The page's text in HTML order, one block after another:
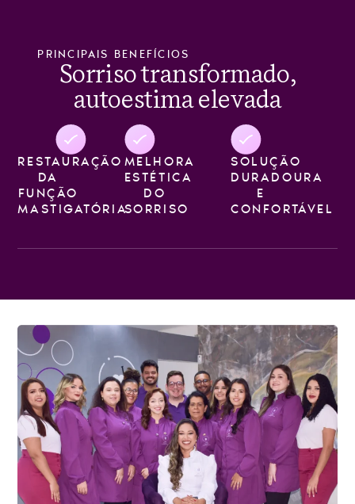
PRINCIPAIS BENEFÍCIOS
Sorriso transformado,
autoestima elevada
RESTAURAÇÃO
DA
FUNÇÃO
MASTIGATÓRIA
MELHORA
ESTÉTICA
DO
SORRISO
SOLUÇÃO
DURADOURA
E
CONFORTÁVEL